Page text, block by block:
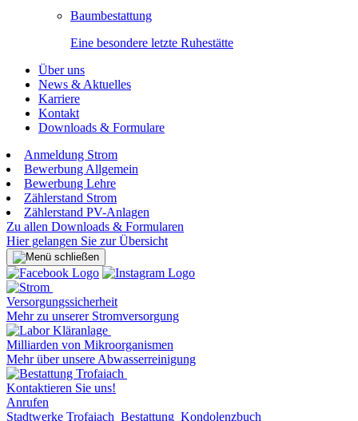
Baumbestattung
Eine besondere letzte Ruhestätte
Über uns
News & Aktuelles
Karriere
Kontakt
Downloads & Formulare
Anmeldung Strom
Bewerbung Allgemein
Bewerbung Lehre
Zählerstand Strom
Zählerstand PV-Anlagen
Zu allen Downloads & Formularen
Hier gelangen Sie zur Übersicht
Versorgungssicherheit
Mehr zu unserer Stromversorgung
Milliarden von Mikroorganismen
Mehr über unsere Abwasserreinigung
Kontaktieren Sie uns!
Anrufen
Stadtwerke Trofaiach Bestattung Kondolenzbuch